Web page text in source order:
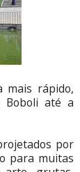
mais rápido,
Boboli até a
por
para muitas